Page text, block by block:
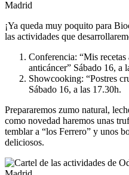
¡Ya queda muy poquito para
las actividades que
Conferencia: “Mis
anticáncer” Sábado 16, a
Showcooking: “Postres
Sábado 16, a las 17.30h.
Prepararemos zumo natural,
como novedad haremos unas
temblar a “los Ferrero” y unos
deliciosos.